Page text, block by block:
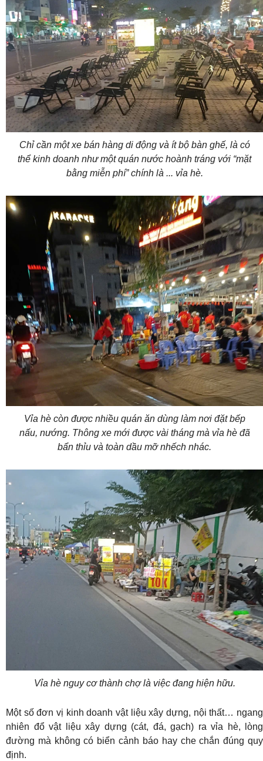
Chỉ cần một xe bán hàng di động và ít bộ bàn ghế, là có
thể kinh doanh như một quán nước hoành tráng với “mặt
bằng miễn phí” chính là ... vỉa hè.
Vỉa hè còn được nhiều quán ăn dùng làm nơi đặt bếp
nấu, nướng. Thông xe mới được vài tháng mà vỉa hè đã
bẩn thỉu và toàn dầu mỡ nhếch nhác.
Vỉa hè nguy cơ thành chợ là việc đang hiện hữu.
Một số đơn vị kinh doanh vật liệu xây dựng, nội thất… ngang
nhiên đổ vật liệu xây dựng (cát, đá, gạch) ra vỉa hè, lòng
đường mà không có biển cảnh báo hay che chắn đúng quy
định.